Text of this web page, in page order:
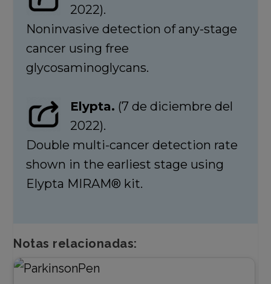
2022).
Noninvasive detection of any-stage
cancer using free
glycosaminoglycans.
Elypta. (7 de diciembre del
2022).
Double multi-cancer detection rate
shown in the earliest stage using
Elypta MIRAM® kit.
Notas relacionadas: